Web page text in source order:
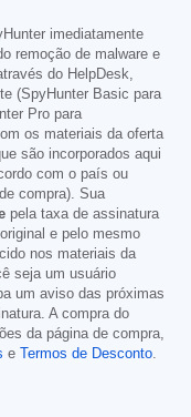
imediatamente
remoção de malware e
do HelpDesk,
(SpyHunter Basic para
Pro para
os materiais da oferta
são incorporados aqui
com o país ou
compra). Sua
pela taxa de assinatura
e pelo mesmo
nos materiais da
seja um usuário
um aviso das próximas
A compra do
da página de compra,
e Termos de Desconto.